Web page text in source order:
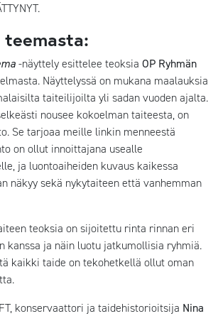
-näyttely esittelee teoksia OP Ryhmän
Näyttelyssä on mukana maalauksia
taiteilijoilta yli sadan vuoden ajalta.
nousee kokoelman taiteesta, on
Se tarjoaa meille linkin menneestä
on ollut innoittajana usealle
ja luontoaiheiden kuvaus kaikessa
näkyy sekä nykytaiteen että vanhemman
teoksia on sijoitettu rinta rinnan eri
kanssa ja näin luotu jatkumollisia ryhmiä.
kaikki taide on tekohetkellä ollut oman
konservaattori ja taidehistorioitsija Nina